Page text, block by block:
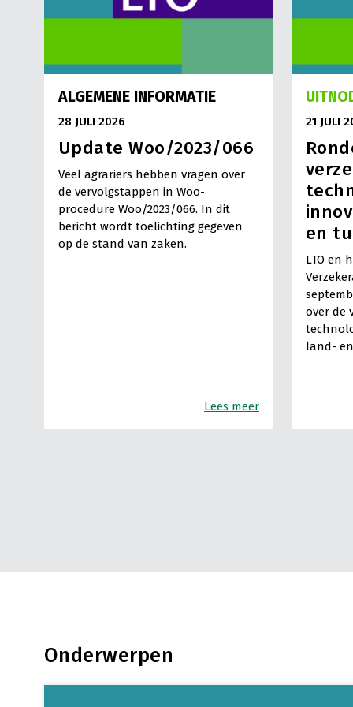
het maatschappelijk draagvlak voor de sector
‘Ontwikkelagenda Groen Onderwijs’ opgesteld.
uitdagingen waar de sector voor staat, het hoofd te
Cursorisch onderwijs en Leven Lang Ontwikkelen wordt
ALGEMENE INFORMATIE
28 JULI 2026
Update Woo/2023/066
Veel agrariërs hebben vragen over
de vervolgstappen in Woo-
procedure Woo/2023/066. In dit
bericht wordt toelichting gegeven
op de stand van zaken.
Lees meer
21 JULI
en
LTO en
over de
land-
Onderwerpen